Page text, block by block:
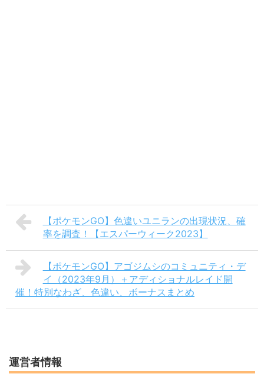
【ポケモンGO】色違いユニランの出現状況、確
率を調査！【エスパーウィーク2023】
【ポケモンGO】アゴジムシのコミュニティ・デ
イ（2023年9月）＋アディショナルレイド開
催！特別なわざ、色違い、ボーナスまとめ
運営者情報